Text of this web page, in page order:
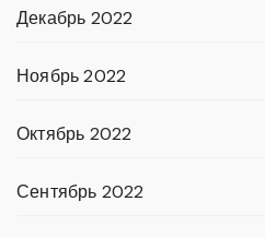
Декабрь 2022
Ноябрь 2022
Октябрь 2022
Сентябрь 2022